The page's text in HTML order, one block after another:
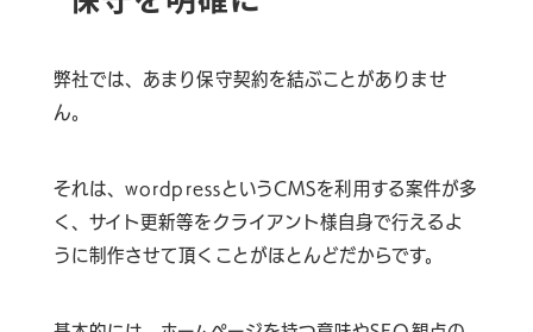
弊社では、あまり保守契約を結ぶことがありませ
ん。
それは、wordpressというCMSを利用する案件が多
く、サイト更新等をクライアント様自身で行えるよ
うに制作させて頂くことがほとんどだからです。